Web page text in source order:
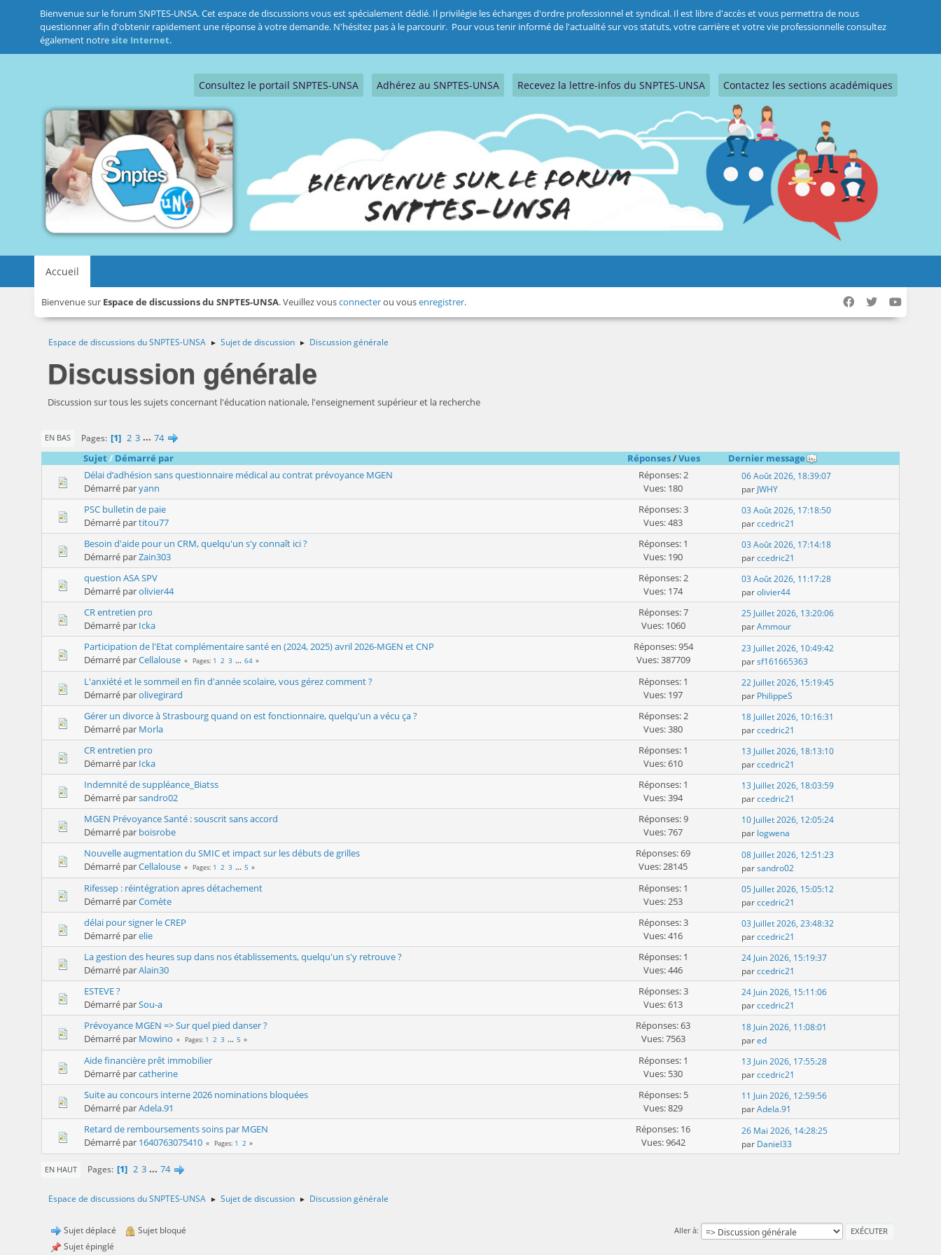
Bienvenue sur le forum SNPTES-UNSA. Cet espace de discussions vous est spécialement dédié. Il privilégie les échanges d'ordre professionnel et syndical. Il est libre d'accès et vous permettra de nous
questionner afin d'obtenir rapidement une réponse à votre demande. N'hésitez pas à le parcourir. Pour vous tenir informé de l'actualité sur vos statuts, votre carrière et votre vie professionnelle consultez
également notresite Internet.
Consultez le portail SNPTES-UNSA Adhérez au SNPTES-UNSA Recevez la lettre-infos du SNPTES-UNSA Contactez les sections académiques
Accueil
Bienvenue sur Espace de discussions du SNPTES-UNSA. Veuillez vousconnecterou vousenregistrer.
Espace de discussions du SNPTES-UNSA ► Sujet de discussion ► Discussion générale
Discussion générale
Discussion sur tous les sujets concernant l'éducation nationale, l'enseignement supérieur et la recherche
EN BAS Pages 1 2 3 ... 74
Sujet / Démarré par Réponses/Vues
Dernier message
Délai d’adhésion sans questionnaire médical au contrat prévoyance MGEN
Démarré paryann
Réponses: 2
Vues: 180
06 Août 2026, 18:39:07
par JWHY
PSC bulletin de paie
Démarré partitou77
Réponses: 3
Vues: 483
03 Août 2026, 17:18:50
parccedric21
Besoin d'aide pour un CRM, quelqu'un s'y connaît ici ?
Démarré parZain303
Réponses: 1
Vues: 190
03 Août 2026, 17:14:18
parccedric21
question ASA SPV
Démarré parolivier44
Réponses: 2
Vues: 174
03 Août 2026, 11:17:28
parolivier44
CR entretien pro
Démarré par Icka
Réponses: 7
Vues: 1060
25 Juillet 2026, 13:20:06
parAmmour
Participation de l'Etat complémentaire santé en (2024, 2025) avril 2026-MGEN et CNP
Démarré parCellalouse Pages 1 2 3 ... 64
Réponses: 954
Vues: 387709
23 Juillet 2026, 10:49:42
parsf161665363
L'anxiété et le sommeil en fin d'année scolaire, vous gérez comment ?
Démarré parolivegirard
Réponses: 1
Vues: 197
22 Juillet 2026, 15:19:45
par PhilippeS
Gérer un divorce à Strasbourg quand on est fonctionnaire, quelqu'un a vécu ça ?
Démarré par Morla
Réponses: 2
Vues: 380
18 Juillet 2026, 10:16:31
parccedric21
CR entretien pro
Démarré par Icka
Réponses: 1
Vues: 610
13 Juillet 2026, 18:13:10
parccedric21
Indemnité de suppléance_Biatss
Démarré parsandro02
Réponses: 1
Vues: 394
13 Juillet 2026, 18:03:59
parccedric21
MGEN Prévoyance Santé : souscrit sans accord
Démarré par boisrobe
Réponses: 9
Vues: 767
10 Juillet 2026, 12:05:24
par logwena
Nouvelle augmentation du SMIC et impact sur les débuts de grilles
Démarré parCellalouse Pages 1 2 3 ... 5
Réponses: 69
Vues: 28145
08 Juillet 2026, 12:51:23
parsandro02
Rifessep : réintégration apres détachement
Démarré parComète
Réponses: 1
Vues: 253
05 Juillet 2026, 15:05:12
parccedric21
délai pour signer le CREP
Démarré parelie
Réponses: 3
Vues: 416
03 Juillet 2026, 23:48:32
parccedric21
La gestion des heures sup dans nos établissements, quelqu'un s'y retrouve ?
Démarré parAlain30
Réponses: 1
Vues: 446
24 Juin 2026, 15:19:37
parccedric21
ESTEVE ?
Démarré parSou-a
Réponses: 3
Vues: 613
24 Juin 2026, 15:11:06
parccedric21
Prévoyance MGEN => Sur quel pied danser ?
Démarré par Mowino Pages 1 2 3 ... 5
Réponses: 63
Vues: 7563
18 Juin 2026, 11:08:01
pared
Aide financière prêt immobilier
Démarré parcatherine
Réponses: 1
Vues: 530
13 Juin 2026, 17:55:28
parccedric21
Suite au concours interne 2026 nominations bloquées
Démarré parAdela.91
Réponses: 5
Vues: 829
11 Juin 2026, 12:59:56
parAdela.91
Retard de remboursements soins par MGEN
Démarré par 1640763075410 Pages 1 2
Réponses: 16
Vues: 9642
26 Mai 2026, 14:28:25
par Daniel33
EN HAUT Pages 1 2 3 ... 74
Espace de discussions du SNPTES-UNSA ► Sujet de discussion ► Discussion générale
Aller à
Sujet déplacé
Sujet bloqué
Sujet épinglé